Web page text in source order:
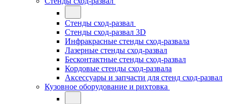
Стенды сход-развал
Стенды сход-развал 3D
Инфракрасные стенды сход-развала
Лазерные стенды сход-развал
Бесконтактные стенды сход-развал
Кордовые стенды сход-развала
Аксессуары и запчасти для стенд сход-развал
Кузовное оборудование и рихтовка